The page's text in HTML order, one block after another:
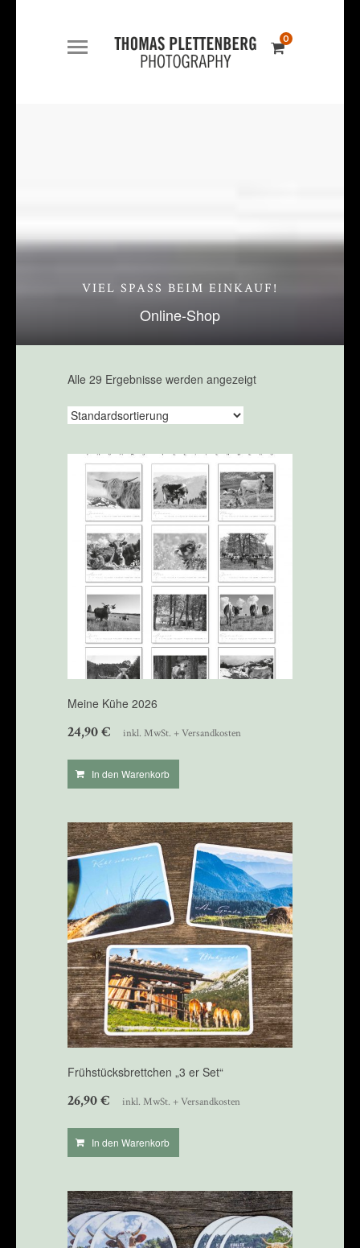
0
VIEL SPASS BEIM EINKAUF!
Online-Shop
Alle 29 Ergebnisse werden angezeigt
Meine Kühe 2026
24,90€ inkl. MwSt. + Versandkosten
In den Warenkorb
Frühstücksbrettchen „3 er Set“
26,90€ inkl. MwSt. + Versandkosten
In den Warenkorb